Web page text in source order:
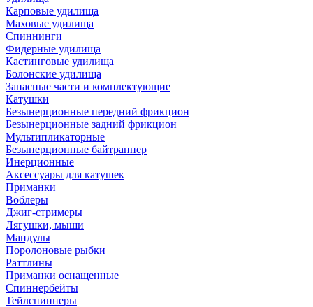
Карповые удилища
Маховые удилища
Спиннинги
Фидерные удилища
Кастинговые удилища
Болонские удилища
Запасные части и комплектующие
Катушки
Безынерционные передний фрикцион
Безынерционные задний фрикцион
Мультипликаторные
Безынерционные байтраннер
Инерционные
Аксессуары для катушек
Приманки
Воблеры
Джиг-стримеры
Лягушки, мыши
Мандулы
Поролоновые рыбки
Раттлины
Приманки оснащенные
Спиннербейты
Тейлспиннеры